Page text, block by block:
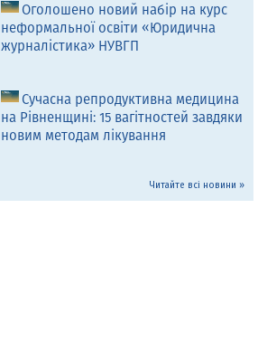
Оголошено новий набір на курс
неформальної освіти «Юридична
журналістика» НУВГП
Сучасна репродуктивна медицина
на Рівненщині: 15 вагітностей завдяки
новим методам лікування
Читайте всі новини »